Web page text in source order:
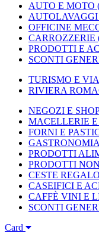
AUTO E MOTO
AUTOLAVAGGI
OFFICINE
CARROZZERIE
PRODOTTI E
SCONTI
TURISMO E
RIVIERA
NEGOZI E
MACELLERIE E
FORNI E
PRODOTTI
PRODOTTI
CESTE REGALO
CASEIFICI E
CAFFÈ VINI E
SCONTI
Card